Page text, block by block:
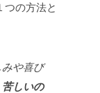
つの方法と
みや喜び
苦しいの